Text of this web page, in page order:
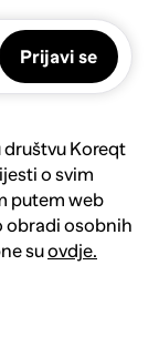
Prijavi se
Koreqt
o svim
putem web
obradi osobnih
suovdje.